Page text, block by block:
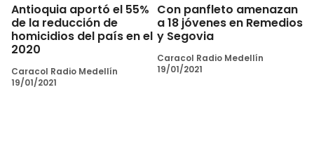
Antioquia aportó el 55%
de la reducción de
homicidios del país en el
2020
Caracol Radio Medellín
19/01/2021
Con panfleto amenazan
a 18 jóvenes en Remedios
y Segovia
Caracol Radio Medellín
19/01/2021